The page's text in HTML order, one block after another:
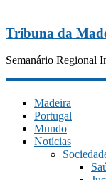
Tribuna da
Semanário Regional
Madeira
Portugal
Mundo
Notícias